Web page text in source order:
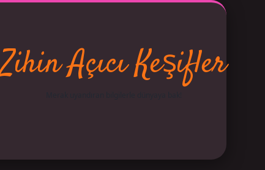
Zihin Açıcı Keşifler